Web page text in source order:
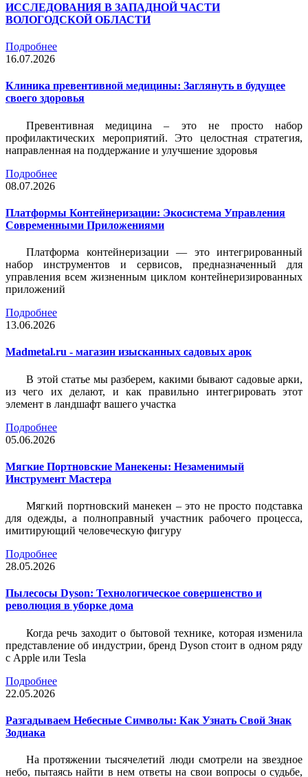
ИССЛЕДОВАНИЯ В ЗАПАДНОЙ ЧАСТИ
ВОЛОГОДСКОЙ ОБЛАСТИ
Подробнее
16.07.2026
Клиника превентивной медицины: Заглянуть в будущее
своего здоровья
Превентивная медицина – это не просто набор
профилактических мероприятий. Это целостная стратегия,
направленная на поддержание и улучшение здоровья
Подробнее
08.07.2026
Платформы Контейнеризации: Экосистема Управления
Современными Приложениями
Платформа контейнеризации — это интегрированный
набор инструментов и сервисов, предназначенный для
управления всем жизненным циклом контейнеризированных
приложений
Подробнее
13.06.2026
Madmetal.ru - магазин изысканных садовых арок
В этой статье мы разберем, какими бывают садовые арки,
из чего их делают, и как правильно интегрировать этот
элемент в ландшафт вашего участка
Подробнее
05.06.2026
Мягкие Портновские Манекены: Незаменимый
Инструмент Мастера
Мягкий портновский манекен – это не просто подставка
для одежды, а полноправный участник рабочего процесса,
имитирующий человеческую фигуру
Подробнее
28.05.2026
Пылесосы Dyson: Технологическое совершенство и
революция в уборке дома
Когда речь заходит о бытовой технике, которая изменила
представление об индустрии, бренд Dyson стоит в одном ряду
с Apple или Tesla
Подробнее
22.05.2026
Разгадываем Небесные Символы: Как Узнать Свой Знак
Зодиака
На протяжении тысячелетий люди смотрели на звездное
небо, пытаясь найти в нем ответы на свои вопросы о судьбе,